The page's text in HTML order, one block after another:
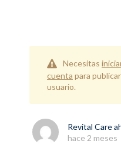
Necesitas
cuenta para
usuario.
Revital Care
hace 2 meses